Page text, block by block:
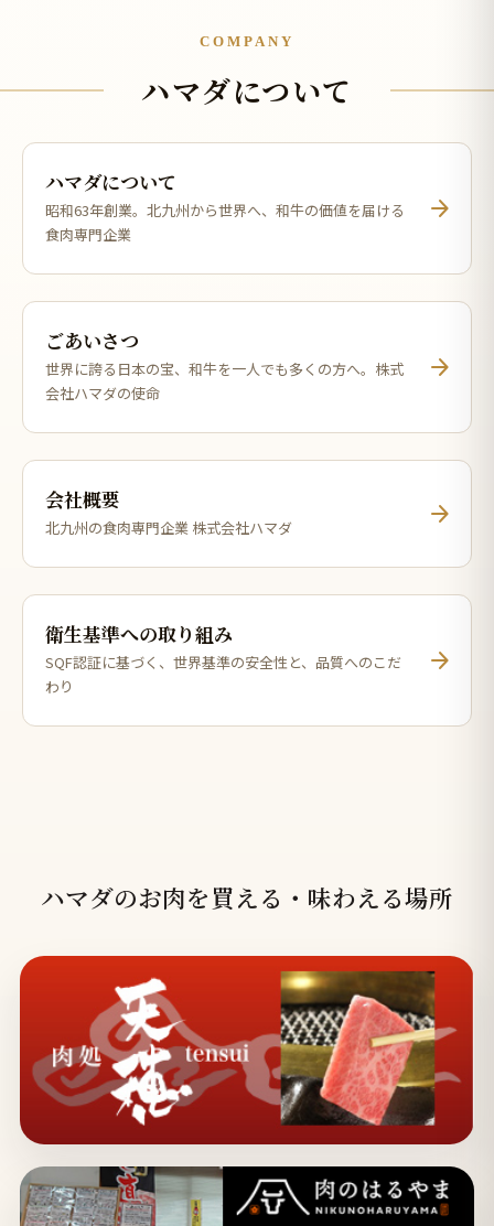
COMPANY
ハマダについて
ハマダについて
昭和63年創業。北九州から世界へ、和牛の価値を届ける
食肉専門企業
arrow_forward
ごあいさつ
世界に誇る日本の宝、和牛を一人でも多くの方へ。株式
会社ハマダの使命
arrow_forward
会社概要
北九州の食肉専門企業 株式会社ハマダ arrow_forward
衛生基準への取り組み
SQF認証に基づく、世界基準の安全性と、品質へのこだ
わり
arrow_forward
ハマダのお肉を買える・味わえる場所